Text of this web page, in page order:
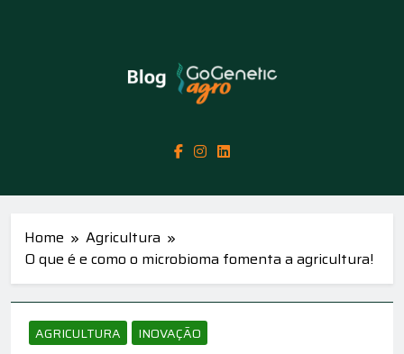
GoGenetic Agro
Inovação Em Genética, Biotecnologia E
Home
Agricultura
O que é e como o microbioma fomenta a agricultura!
AGRICULTURA INOVAÇÃO